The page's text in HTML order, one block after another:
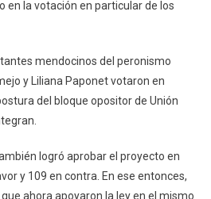
en la votación en particular de los
mendocinos del peronismo
y Liliana Paponet votaron en
del bloque opositor de Unión
logró aprobar el proyecto en
y 109 en contra. En ese entonces,
ahora apoyaron la ley en el mismo